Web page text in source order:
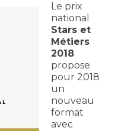
Le prix
national
Stars et
Métiers
2018
propose
pour 2018
un
nouveau
format
avec